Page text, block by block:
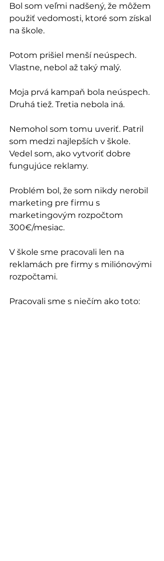
Bol som veľmi nadšený, že môžem
použiť vedomosti, ktoré som získal
na škole.
Potom prišiel menší neúspech.
Vlastne, nebol až taký malý.
Moja prvá kampaň bola neúspech.
Druhá tiež. Tretia nebola iná.
Nemohol som tomu uveriť. Patril
som medzi najlepších v škole.
Vedel som, ako vytvoriť dobre
fungujúce reklamy.
Problém bol, že som nikdy nerobil
marketing pre firmu s
marketingovým rozpočtom
300€/mesiac.
V škole sme pracovali len na
reklamách pre firmy s miliónovými
rozpočtami.
Pracovali sme s niečím ako toto: